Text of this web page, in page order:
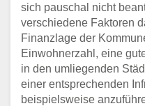
Nähe
Abendschule in
Elsterberg,
VHS steht für
Online-Kurse:
VHS-Kurs
sich pauschal nicht
verschiedene Faktoren
Finanzlage der
Einwohnerzahl, eine
in den umliegenden
einer entsprechenden
beispielsweise